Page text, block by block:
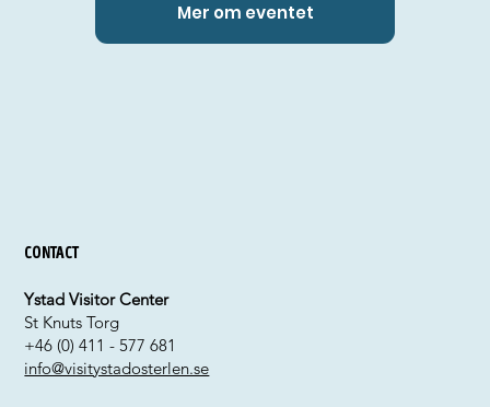
Mer om eventet
Contact
Ystad Visitor Center
St Knuts Torg
+46 (0) 411 - 577 681
info@visitystadosterlen.se